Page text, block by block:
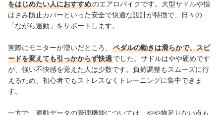
をはじめたい人におすすめのエアロバイクです。大型サドルや指
はさみ防止カバーといった安全で快適な設計が特徴で、日々の
「ながら運動」をサポートします。
実際にモニターが漕いだところ、
ペダルの動きは滑らかで、スピ
ードを変えても引っかからず快適でした。サドルはやや硬めです
が、強い不快感を覚えた人は少数です。負荷調整もスムーズに行
えるため、初心者でもストレスなくトレーニングに集中できま
す。
一方で、運動データの管理機能については、やや物足りない点も